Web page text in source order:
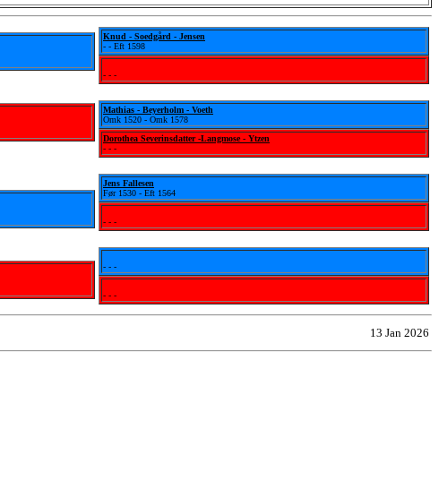
Knud - Soedgård - Jensen
- - Eft 1598
- - -
Mathias - Beyerholm - Voeth
Omk 1520 - Omk 1578
Dorothea Severinsdatter -Langmose - Ytzen
- - -
Jens Fallesen
Før 1530 - Eft 1564
- - -
- - -
- - -
13 Jan 2026